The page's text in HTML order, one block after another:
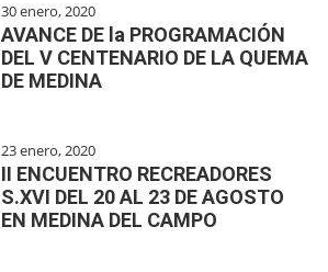
30 enero, 2020
AVANCE DE la PROGRAMACIÓN
DEL V CENTENARIO DE LA QUEMA
DE MEDINA
23 enero, 2020
II ENCUENTRO RECREADORES
S.XVI DEL 20 AL 23 DE AGOSTO
EN MEDINA DEL CAMPO